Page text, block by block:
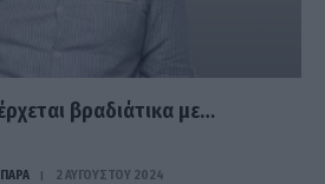
βραδιάτικα με…
2 ΑΥΓΟΎΣΤΟΥ 2024